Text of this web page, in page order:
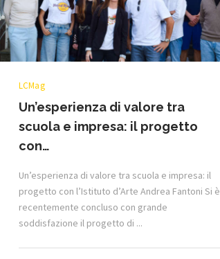
LCMag
Un’esperienza di valore tra
scuola e impresa: il progetto
con…
Un’esperienza di valore tra scuola e impresa: il
progetto con l’Istituto d’Arte Andrea Fantoni Si è
recentemente concluso con grande
soddisfazione il progetto di ...